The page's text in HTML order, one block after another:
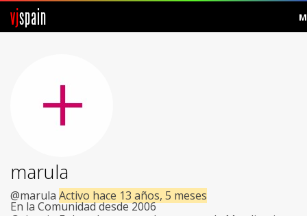
vjspain
Ayuda
marula
@marula Activo hace 13 años, 5 meses
En la Comunidad desde 2006